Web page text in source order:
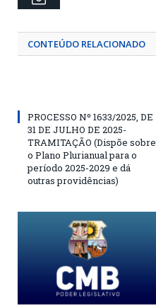
CONTEÚDO RELACIONADO
PROCESSO Nº 1633/2025, DE
31 DE JULHO DE 2025-
TRAMITAÇÃO (Dispõe sobre
o Plano Plurianual para o
período 2025-2029 e dá
outras providências)